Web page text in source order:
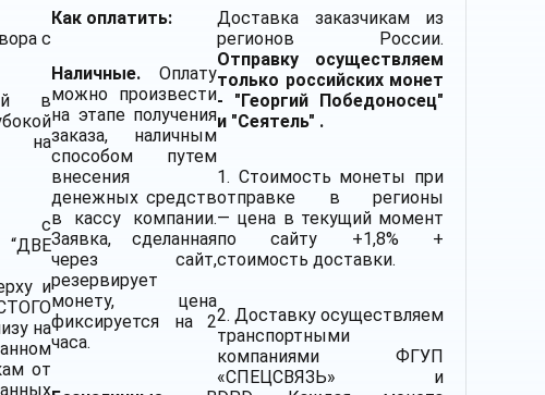
с
в
на
с
и
на
от
Как оплатить:
Наличные. Оплату
можно произвести
на этапе получения
заказа, наличным
способом путем
внесения
денежных средств
в кассу компании.
Заявка, сделанная
через сайт,
резервирует
монету, цена
фиксируется на 2
часа.
Доставка заказчикам из
регионов России.
Отправку осуществляем
только российских монет
- "Георгий Победоносец"
и "Сеятель" .
1. Стоимость монеты при
отправке в регионы
— цена в текущий момент
по сайту +1,8% +
стоимость доставки.
2. Доставку осуществляем
транспортными
компаниями
ФГУП
«СПЕЦСВЯЗЬ» и